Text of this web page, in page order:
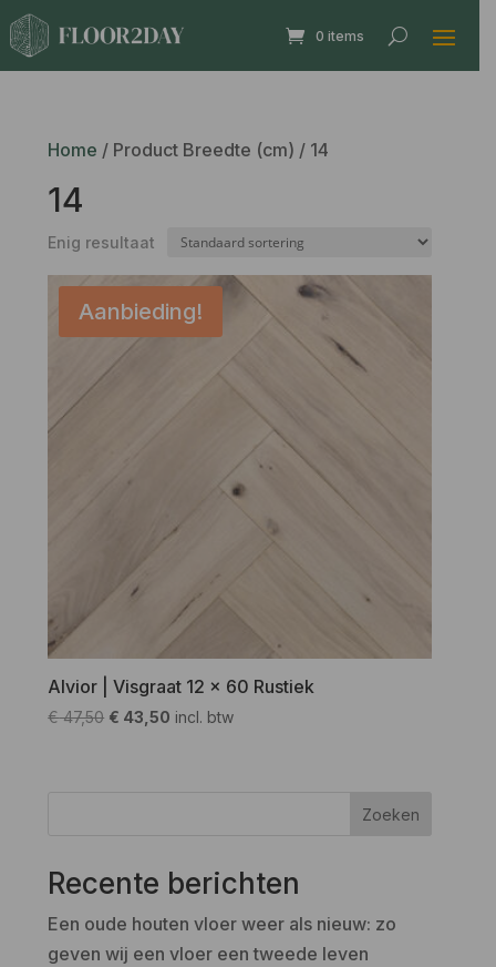
0 items
Home / Product Breedte (cm) / 14
14
Enig resultaat
Aanbieding!
Alvior | Visgraat 12 x 60 Rustiek
€47,50 Oorspronkelijke
€ 43,50 Huidige
incl. btw
Zoeken
Recente berichten
Een oude houten vloer weer als nieuw: zo
geven wij een vloer een tweede leven